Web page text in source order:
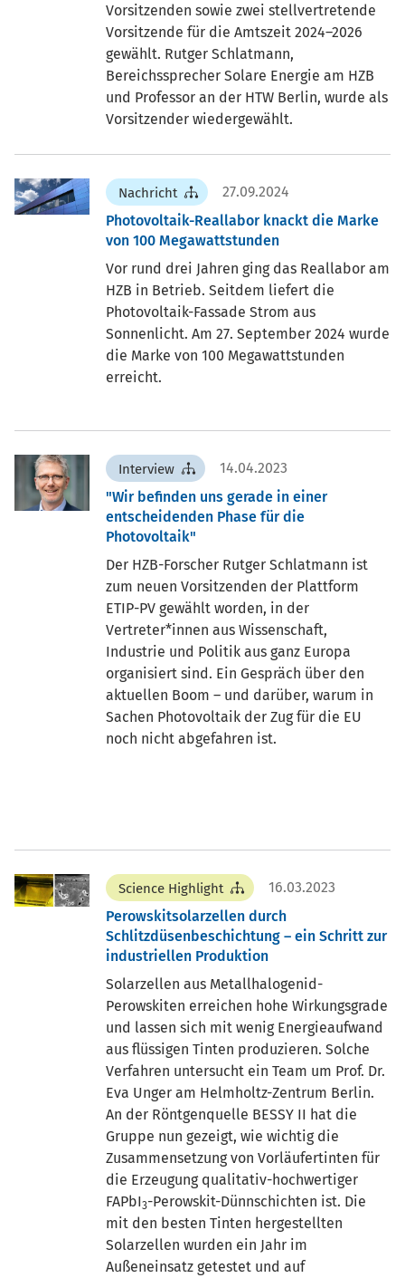
Vorsitzenden sowie zwei stellvertretende
Vorsitzende für die Amtszeit 2024–2026
gewählt. Rutger Schlatmann,
Bereichssprecher Solare Energie am HZB
und Professor an der HTW Berlin, wurde als
Vorsitzender wiedergewählt.
Nachricht
27.09.2024
Photovoltaik-Reallabor knackt die Marke
von 100 Megawattstunden
Vor rund drei Jahren ging das Reallabor am
HZB in Betrieb. Seitdem liefert die
Photovoltaik-Fassade Strom aus
Sonnenlicht. Am 27. September 2024 wurde
die Marke von 100 Megawattstunden
erreicht.
Interview
14.04.2023
"Wir befinden uns gerade in einer
entscheidenden Phase für die
Photovoltaik"
Der HZB-Forscher Rutger Schlatmann ist
zum neuen Vorsitzenden der Plattform
ETIP-PV gewählt worden, in der
Vertreter*innen aus Wissenschaft,
Industrie und Politik aus ganz Europa
organisiert sind. Ein Gespräch über den
aktuellen Boom – und darüber, warum in
Sachen Photovoltaik der Zug für die EU
noch nicht abgefahren ist.
Science Highlight
16.03.2023
Perowskitsolarzellen durch
Schlitzdüsenbeschichtung – ein Schritt zur
industriellen Produktion
Solarzellen aus Metallhalogenid-
Perowskiten erreichen hohe Wirkungsgrade
und lassen sich mit wenig Energieaufwand
aus flüssigen Tinten produzieren. Solche
Verfahren untersucht ein Team um Prof. Dr.
Eva Unger am Helmholtz-Zentrum Berlin.
An der Röntgenquelle BESSY II hat die
Gruppe nun gezeigt, wie wichtig die
Zusammensetzung von Vorläufertinten für
die Erzeugung qualitativ-hochwertiger
FAPbI3-Perowskit-Dünnschichten ist. Die
mit den besten Tinten hergestellten
Solarzellen wurden ein Jahr im
Außeneinsatz getestet und auf